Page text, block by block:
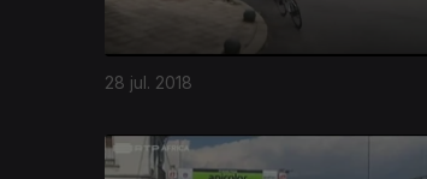
28 jul. 2018